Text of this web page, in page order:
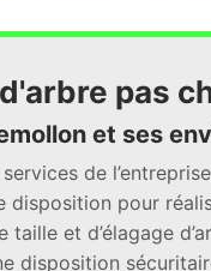
pas
et ses
de
disposition pour
et d’élagage
disposition